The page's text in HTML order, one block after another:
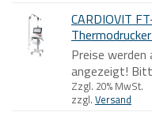
CARDIOVIT
Preise
angezeigt!
Zzgl. 20% MwSt.
zzgl. Versand